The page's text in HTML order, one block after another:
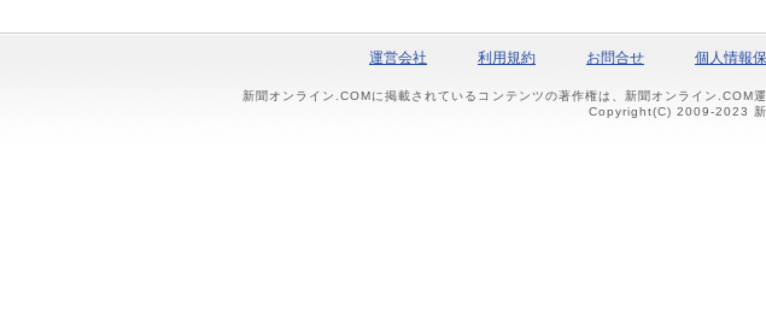
運営会社 利用規約 お問合せ 個人情報
新聞オンライン.COMに掲載されているコンテンツの著作権は、新聞オンライン.COM
Copyright(C) 2009-2023